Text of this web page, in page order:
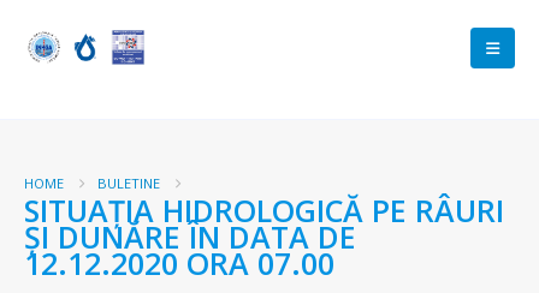
HOME BULETINE
SITUAŢIA HIDROLOGICĂ PE RÂURI
ŞI DUNĂRE ÎN DATA DE
12.12.2020 ORA 07.00